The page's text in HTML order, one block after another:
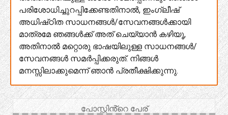
പരിശോധിച്ചുറപ്പിക്കേണ്ടതിനാൽ, ഇംഗ്ലീഷ്
അധിഷ്‌ഠിത സാധനങ്ങൾ/സേവനങ്ങൾക്കായി
മാത്രമേ ഞങ്ങൾക്ക് അത് ചെയ്യാൻ കഴിയൂ,
അതിനാൽ മറ്റൊരു ഭാഷയിലുള്ള സാധനങ്ങൾ/
സേവനങ്ങൾ സമർപ്പിക്കരുത്. നിങ്ങൾ
മനസ്സിലാക്കുമെന്ന് ഞാൻ പ്രതീക്ഷിക്കുന്നു.